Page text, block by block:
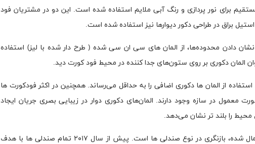
برای نور پردازی و رنگ آبی ملایم استفاده شده است. این دو در مشتریان فود
براق در طراحی دکور دیوارها نیز استفاده شده است.
نشان دادن محدوده‌ها، از المان های سی ان سی شده ( طرح دار شده با لیز) استفاده
المان دکوری بر روی ستون‌های جدا کننده در محیط فود کورت دید.
از المان ها دکوری اضافی را به حداقل می‌رساند. همچنین در اکثر فودکورت ها
مشابه این نمونه در جاکارتا چندین ستون به صورت دوار به صورت معمول در سازه وجود دارند. المان‌‎های دکوری دوار در زیبایی بصری جریان ایجاد
محیط را بلند تر نشان می‌دهد.
یکی از جنبه های دیگر که در طراحی فودکورت سنایان سیتی اعمال شده، بازنگری در نوع صندلی ها است. پیش از سال ۲۰۱۷ تمام صندلی ها با هدف